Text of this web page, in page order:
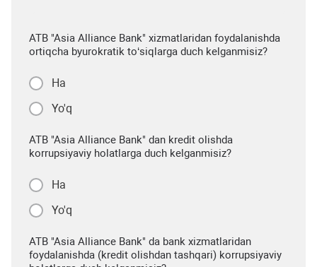
ATB "Asia Alliance Bank" xizmatlaridan foydalanishda
ortiqcha byurokratik to‘siqlarga duch kelganmisiz?
Ha
Yo'q
ATB "Asia Alliance Bank" dan kredit olishda
korrupsiyaviy holatlarga duch kelganmisiz?
Ha
Yo'q
ATB "Asia Alliance Bank" da bank xizmatlaridan
foydalanishda (kredit olishdan tashqari) korrupsiyaviy